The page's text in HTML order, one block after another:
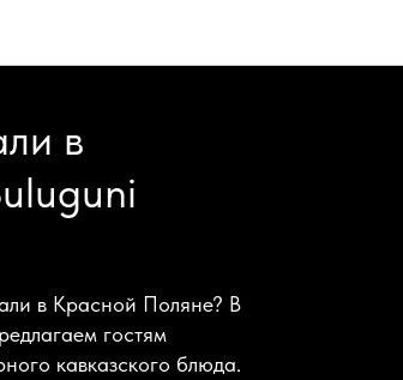
в
в Красной Поляне? В
гостям
кавказского блюда.